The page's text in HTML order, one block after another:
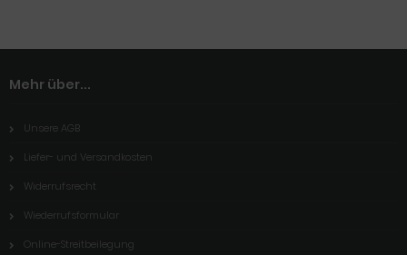
Mehr über...
Unsere AGB
Liefer- und Versandkosten
Widerrufsrecht
Wiederrufsformular
Online-Streitbeilegung